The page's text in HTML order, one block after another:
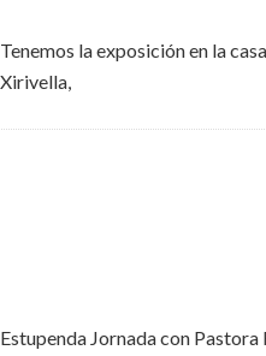
Tenemos la exposición en la
Xirivella,
Estupenda Jornada con